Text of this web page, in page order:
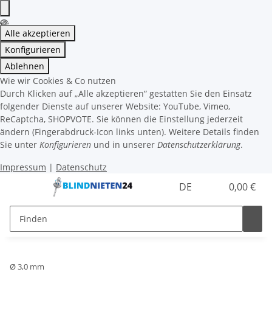
Alle akzeptieren
Konfigurieren
Ablehnen
Wie wir Cookies & Co nutzen
Durch Klicken auf „Alle akzeptieren“ gestatten Sie den Einsatz
folgender Dienste auf unserer Website: YouTube, Vimeo,
ReCaptcha, SHOPVOTE. Sie können die Einstellung jederzeit
ändern (Fingerabdruck-Icon links unten). Weitere Details finden
Sie unter Konfigurieren und in unserer Datenschutzerklärung.
Impressum | Datenschutz
DE 0,00 €
Ø 3,0 mm